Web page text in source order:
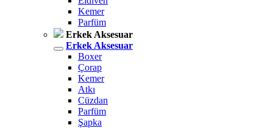
Kemer
Parfüm
Erkek Aksesuar
Erkek Aksesuar
Boxer
Çorap
Kemer
Atkı
Cüzdan
Parfüm
Şapka